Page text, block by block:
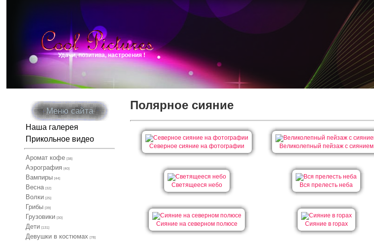
Удачи, позитива, настроения !
Меню сайта
Наша галерея
Прикольное видео
Аромат кофе [38]
Аэрография [40]
Вампиры [44]
Весна [32]
Волки [25]
Грибы [39]
Грузовики [30]
Дети [131]
Девушки в костюмах [78]
Полярное сияние
Северное сияние на фотографии Великолепный пейзаж с сиянием
Светящееся небо Вся прелесть неба
Сияние на северном полюсе Сияние в горах